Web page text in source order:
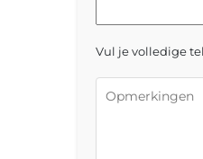
Vul je volledige
Opmerkingen